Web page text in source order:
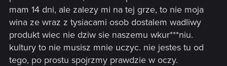
mam 14 dni, ale zalezy mi na tej grze, to nie moja
wina ze wraz z tysiacami osob dostalem wadliwy
produkt wiec nie dziw sie naszemu wkur***niu.
kultury to nie musisz mnie uczyc. nie jestes tu od
tego, po prostu spojrzmy prawdzie w oczy.